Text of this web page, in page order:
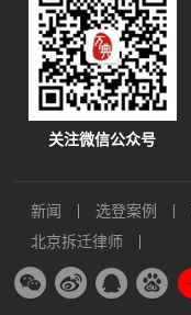
关注微信公众号
新闻 选登案例
北京拆迁律师